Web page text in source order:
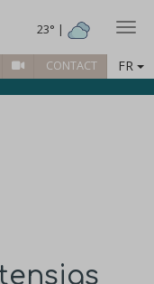
23° |
CONTACT FR